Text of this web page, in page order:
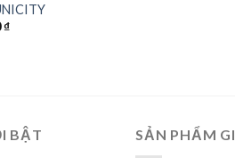
₫Current
BẬT SẢN PHẨM